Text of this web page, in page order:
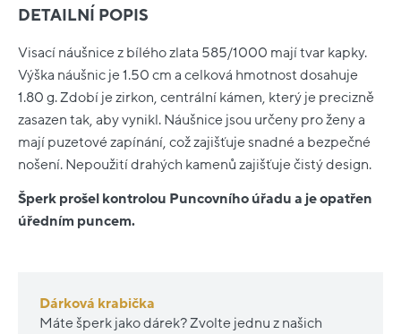
DETAILNÍ POPIS
Visací náušnice z bílého zlata 585/1000 mají tvar kapky.
Výška náušnic je 1.50 cm a celková hmotnost dosahuje
1.80 g. Zdobí je zirkon, centrální kámen, který je precizně
zasazen tak, aby vynikl. Náušnice jsou určeny pro ženy a
mají puzetové zapínání, což zajišťuje snadné a bezpečné
nošení. Nepoužití drahých kamenů zajišťuje čistý design.
Šperk prošel kontrolou Puncovního úřadu a je opatřen
úředním puncem.
Dárková krabička
Máte šperk jako dárek? Zvolte jednu z našich